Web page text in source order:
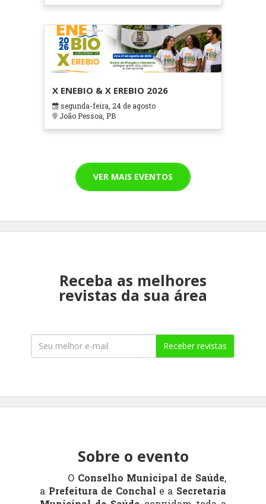
X ENEBIO & X EREBIO 2026
segunda-feira, 24 de agosto
João Pessoa, PB
VER MAIS EVENTOS
Receba as melhores
revistas da sua área
Receber revistas
Sobre o evento
O Conselho Municipal de Saúde,
a Prefeitura de Conchal e a Secretaria